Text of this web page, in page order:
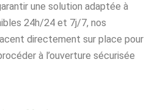
une solution adaptée à
24h/24 et 7j/7, nos
directement sur place pour
à l’ouverture sécurisée